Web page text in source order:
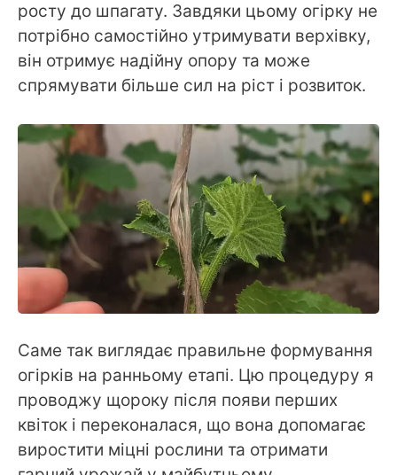
росту до шпагату. Завдяки цьому огірку не
потрібно самостійно утримувати верхівку,
він отримує надійну опору та може
спрямувати більше сил на ріст і розвиток.
Саме так виглядає правильне формування
огірків на ранньому етапі. Цю процедуру я
проводжу щороку після появи перших
квіток і переконалася, що вона допомагає
виростити міцні рослини та отримати